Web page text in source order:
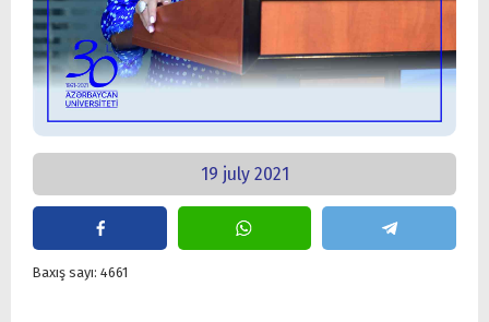
19 july 2021
Baxış sayı: 4661